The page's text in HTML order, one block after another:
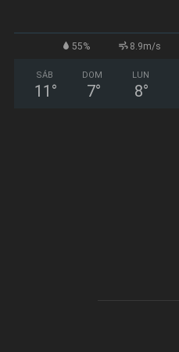
55% 8.9m/s
SÁB
11 °
DOM
7°
LUN
8°